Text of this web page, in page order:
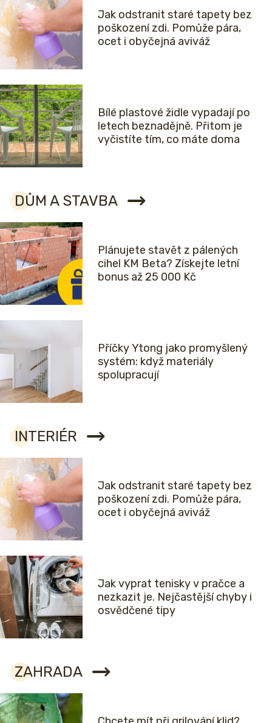
Jak odstranit staré tapety bez
poškození zdi. Pomůže pára,
ocet i obyčejná aviváž
Bílé plastové židle vypadají po
letech beznadějně. Přitom je
vyčistíte tím, co máte doma
DŮM A STAVBA
Plánujete stavět z pálených
cihel KM Beta? Získejte letní
bonus až 25 000 Kč
Příčky Ytong jako promyšlený
systém: když materiály
spolupracují
INTERIÉR
Jak odstranit staré tapety bez
poškození zdi. Pomůže pára,
ocet i obyčejná aviváž
Jak vyprat tenisky v pračce a
nezkazit je. Nejčastější chyby i
osvědčené tipy
ZAHRADA